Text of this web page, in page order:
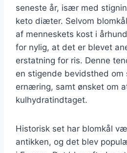
seneste år, især med
keto diæter. Selvom
af menneskets kost i
for nylig, at det er blevet
erstatning for ris. Denne
en stigende bevidsthed om
ernæring, samt ønsket om
kulhydratindtaget.
Historisk set har blomkål
antikken, og det blev